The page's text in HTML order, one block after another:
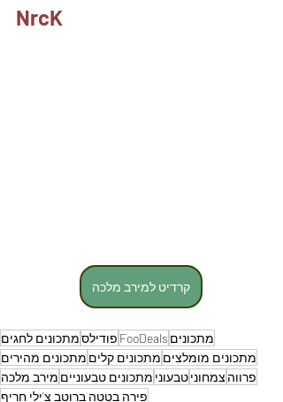
NrcK
קרדיט למירב מלכה
מתכונים FooDeals פודילסמתכונים לחגים
מתכונים מומלצים מתכונים קלים מתכונים מהירים
פרווה צמחוניטבעוני מתכונים טבעוניים מירב מלכה
פירה בטטה ברוטב צ'ילי חריף